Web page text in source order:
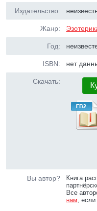
Издательство:
Жанр:
Год:
ISBN: нет
Скачать:
Вы автор?
Книга
Все
нам,